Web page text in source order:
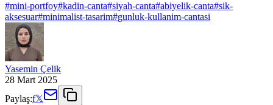
#mini-portfoy#kadin-canta#siyah-canta#abiyelik-canta#sik-
aksesuar#minimalist-tasarim#gunluk-kullanim-cantasi
Yasemin Çelik
28 Mart 2025
Paylaş:f𝕏